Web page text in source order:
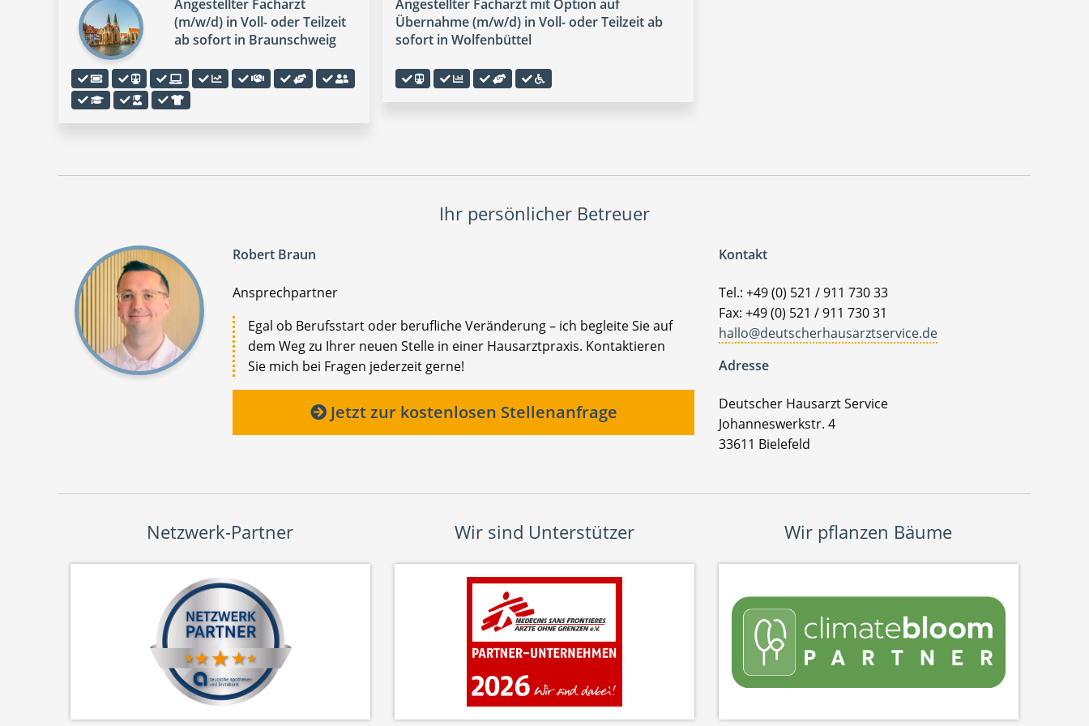
Angestellter Facharzt
(m/w/d) in Voll- oder Teilzeit
ab sofort in Braunschweig
Angestellter Facharzt mit Option auf
Übernahme (m/w/d) in Voll- oder Teilzeit ab
sofort in Wolfenbüttel
Ihr persönlicher Betreuer
Robert Braun
Ansprechpartner
Egal ob Berufsstart oder berufliche Veränderung – ich begleite Sie auf
dem Weg zu Ihrer neuen Stelle in einer Hausarztpraxis. Kontaktieren
Sie mich bei Fragen jederzeit gerne!
Jetzt zur kostenlosen Stellenanfrage
Kontakt
Tel.: +49 (0) 521 / 911 730 33
Fax: +49 (0) 521 / 911 730 31
hallo@deutscherhausarztservice.de
Adresse
Deutscher Hausarzt Service
Johanneswerkstr. 4
33611 Bielefeld
Netzwerk-Partner Wir sind Unterstützer Wir pflanzen Bäume